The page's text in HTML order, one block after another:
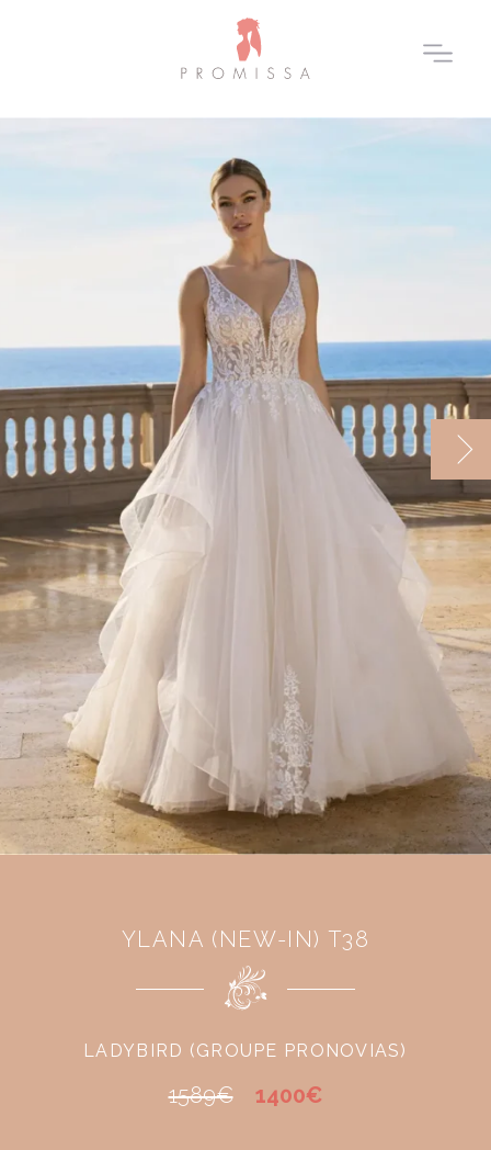
YLANA (NEW-IN) T38
LADYBIRD (GROUPE PRONOVIAS)
1589€ 1400€